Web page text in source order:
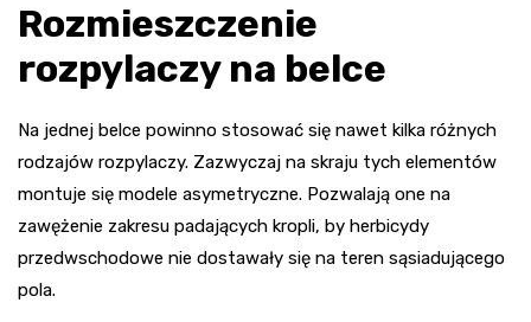
Rozmieszczenie
rozpylaczy na belce
Na jednej belce powinno stosować się nawet kilka różnych
rodzajów rozpylaczy. Zazwyczaj na skraju tych elementów
montuje się modele asymetryczne. Pozwalają one na
zawężenie zakresu padających kropli, by herbicydy
przedwschodowe nie dostawały się na teren sąsiadującego
pola.